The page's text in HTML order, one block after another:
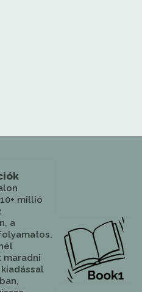
millió
a
maradni